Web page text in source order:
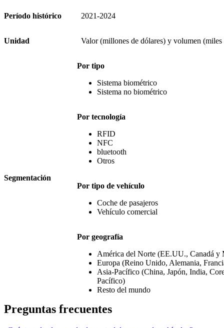
Período histórico 2021-2024
Unidad Valor (millones de dólares) y volumen (miles
Segmentación
Por tipo
Sistema biométrico
Sistema no biométrico
Por tecnología
RFID
NFC
bluetooth
Otros
Por tipo de vehículo
Coche de pasajeros
Vehículo comercial
Por geografía
América del Norte (EE.UU., Canadá y
Europa (Reino Unido, Alemania,
Asia-Pacífico (China, Japón, India,
Pacífico)
Resto del mundo
Preguntas frecuentes